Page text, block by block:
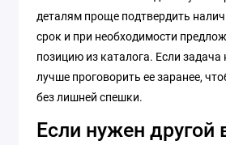
деталям проще подтвердить
срок и при необходимости
позицию из каталога. Если задача
лучше проговорить ее заранее,
без лишней спешки.
Если нужен другой